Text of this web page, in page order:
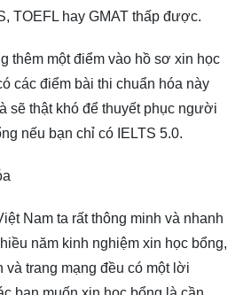
TOEFL hay GMAT thấp được.
thêm một điểm vào hồ sơ xin học
các điểm bài thi chuẩn hóa này
sẽ thật khó để thuyết phục người
nếu bạn chỉ có IELTS 5.0.
Nam ta rất thông minh và nhanh
năm kinh nghiệm xin học bổng,
và trang mạng đều có một lời